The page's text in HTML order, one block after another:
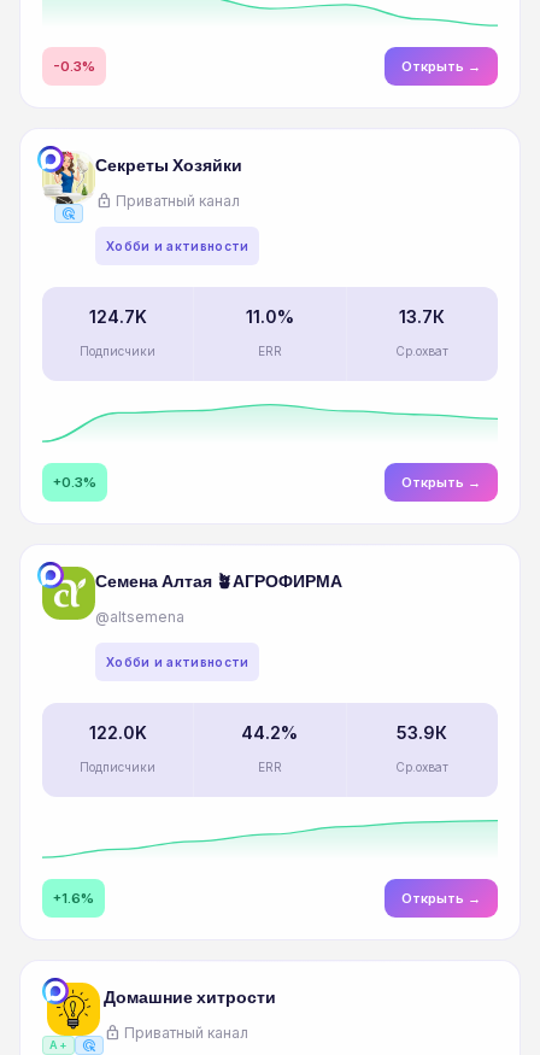
-0.3% Открыть →
ads_click
Секреты Хозяйки
lock Приватный канал
Хобби и активности
124.7K
Подписчики
11.0%
ERR
13.7К
Ср.охват
+0.3% Открыть →
Семена Алтая 🪴АГРОФИРМА
@altsemena
Хобби и активности
122.0K
Подписчики
44.2%
ERR
53.9К
Ср.охват
+1.6% Открыть →
A+ ads_click
Домашние хитрости
lock Приватный канал